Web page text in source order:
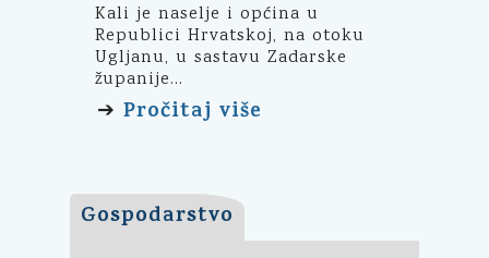
Kali je naselje i općina u
Republici Hrvatskoj, na otoku
Ugljanu, u sastavu Zadarske
županije...
➔ Pročitaj više
Gospodarstvo